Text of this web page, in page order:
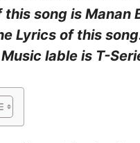
this song is Manan
Lyrics of this
lable is T-